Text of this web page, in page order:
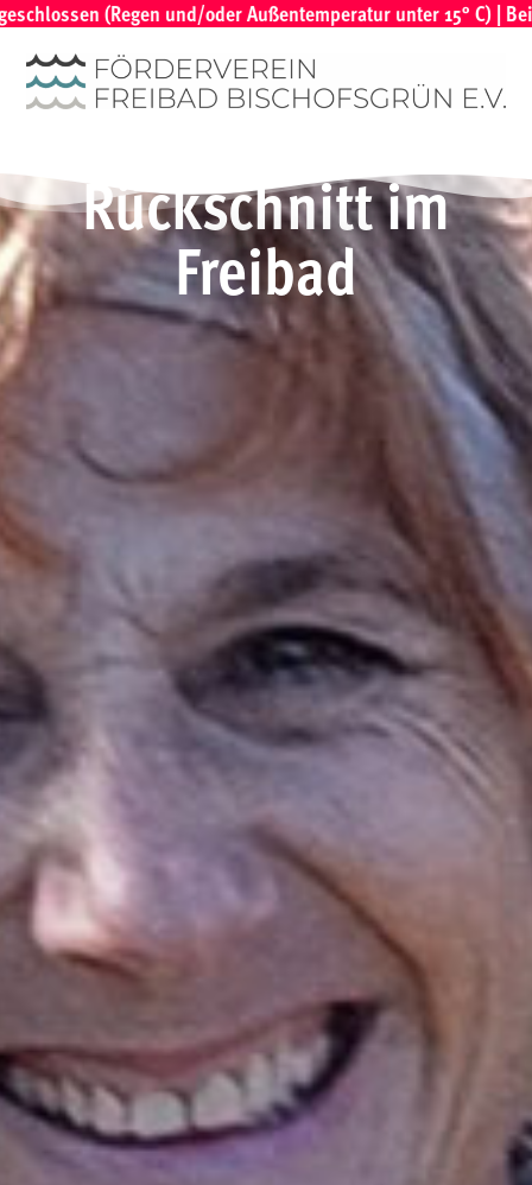
(Regen und/oder Außentemperatur unter 15° C) | Bei
Rückschnitt im
Freibad